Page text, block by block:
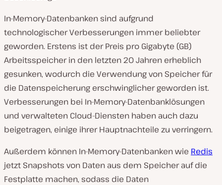
In-Memory-Datenbanken sind aufgrund
technologischer Verbesserungen immer beliebter
geworden. Erstens ist der Preis pro Gigabyte (GB)
Arbeitsspeicher in den letzten 20 Jahren erheblich
gesunken, wodurch die Verwendung von Speicher für
die Datenspeicherung erschwinglicher geworden ist.
Verbesserungen bei In-Memory-Datenbanklösungen
und verwalteten Cloud-Diensten haben auch dazu
beigetragen, einige ihrer Hauptnachteile zu verringern.
Außerdem können In-Memory-Datenbanken wie Redis
jetzt Snapshots von Daten aus dem Speicher auf die
Festplatte machen, sodass die Daten